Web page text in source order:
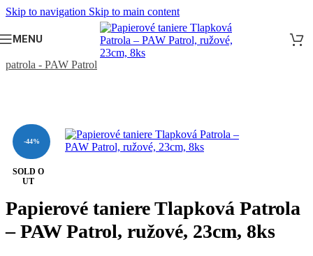
Skip to navigation Skip to main content
MENU
DETSKÁ OSLAVA/
patrola - PAW Patrol
-44%
SOLD O
UT
Papierové taniere Tlapková Patrola
– PAW Patrol, ružové, 23cm, 8ks